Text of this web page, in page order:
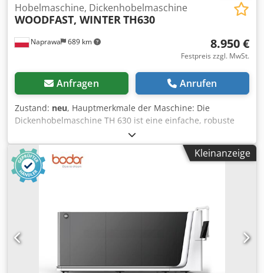
Naprawa 689 km
Hobelmaschine, Dickenhobelmaschine
WOODFAST, WINTER TH630
8.950 €
Festpreis zzgl. MwSt.
Anfragen Anrufen
Zustand: neu, Hauptmerkmale der Maschine: Die
Dickenhobelmaschine TH 630 ist eine einfache, robuste
Konstruktion für den täglichen Einsatz in der Werkstatt,
mit einer Hobelwellenbreite von 630 mm. Sie verfügt über
einen großen, massiven, verrippten Gusseisentisch, der
jegliche Vibration während des Betriebs verhindert. Die
Maschine verfügt über einen extrem leistungsstarken
das Hobeln der schwierigsten Holzteile zu einer leichten
Aufgabe machen. Jedes Messer kann leicht ausgetauscht
werden, wenn es abgenutzt oder beschädigt ist. Die
Bewegung des Tisches nach oben und unten erfolgt
automatisch, sobald die richtigen Maße eingegeben
wurden. Die Summe dieser vielen Vorteile ermöglicht sehr
Kleinanzeige